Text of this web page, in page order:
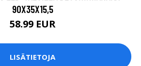
90X35X15,5
58.99 EUR
LISÄTIETOJA